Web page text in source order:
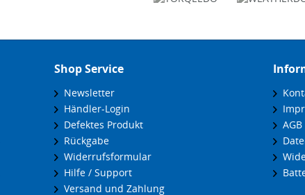
Shop Service
Newsletter
Händler-Login
Defektes Produkt
Rückgabe
Widerrufsformular
Hilfe / Support
Versand und Zahlung
AGB